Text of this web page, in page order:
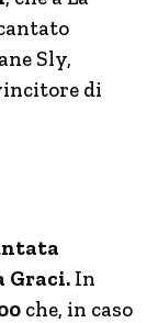
Sly,
di
Graci. In
che, in caso